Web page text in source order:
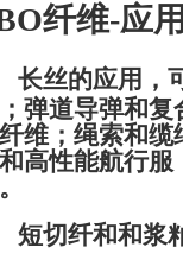
纤维-应用
丝的应用，
弹道导弹和复
维；绳索和缆
高性能航行
切纤和和浆粕